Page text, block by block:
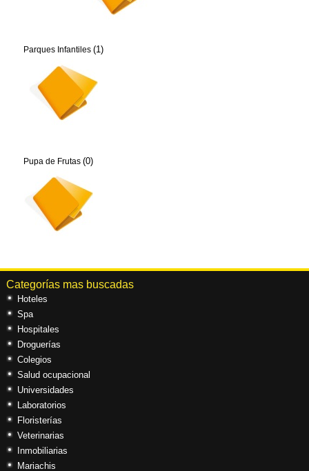
Parques Infantiles(1)
Pupa de Frutas(0)
Categorías mas buscadas
Hoteles
Spa
Hospitales
Droguerías
Colegios
Salud ocupacional
Universidades
Laboratorios
Floristerías
Veterinarias
Inmobiliarias
Mariachis